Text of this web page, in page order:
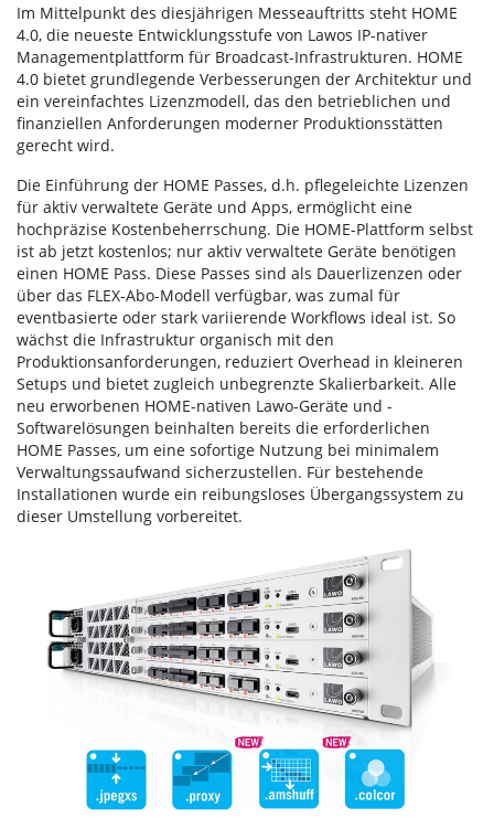
Im Mittelpunkt des diesjährigen Messeauftritts steht HOME
4.0, die neueste Entwicklungsstufe von Lawos IP-nativer
Managementplattform für Broadcast-Infrastrukturen. HOME
4.0 bietet grundlegende Verbesserungen der Architektur und
ein vereinfachtes Lizenzmodell, das den betrieblichen und
finanziellen Anforderungen moderner Produktionsstätten
gerecht wird.
Die Einführung der HOME Passes, d.h. pflegeleichte Lizenzen
für aktiv verwaltete Geräte und Apps, ermöglicht eine
hochpräzise Kostenbeherrschung. Die HOME-Plattform selbst
ist ab jetzt kostenlos; nur aktiv verwaltete Geräte benötigen
einen HOME Pass. Diese Passes sind als Dauerlizenzen oder
über das FLEX-Abo-Modell verfügbar, was zumal für
eventbasierte oder stark variierende Workflows ideal ist. So
wächst die Infrastruktur organisch mit den
Produktionsanforderungen, reduziert Overhead in kleineren
Setups und bietet zugleich unbegrenzte Skalierbarkeit. Alle
neu erworbenen HOME-nativen Lawo-Geräte und -
Softwarelösungen beinhalten bereits die erforderlichen
HOME Passes, um eine sofortige Nutzung bei minimalem
Verwaltungssaufwand sicherzustellen. Für bestehende
Installationen wurde ein reibungsloses Übergangssystem zu
dieser Umstellung vorbereitet.